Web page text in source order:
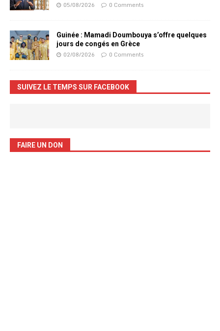
05/08/2026 0 Comments
Guinée : Mamadi Doumbouya s’offre quelques
jours de congés en Grèce
02/08/2026 0 Comments
SUIVEZ LE TEMPS SUR FACEBOOK
FAIRE UN DON